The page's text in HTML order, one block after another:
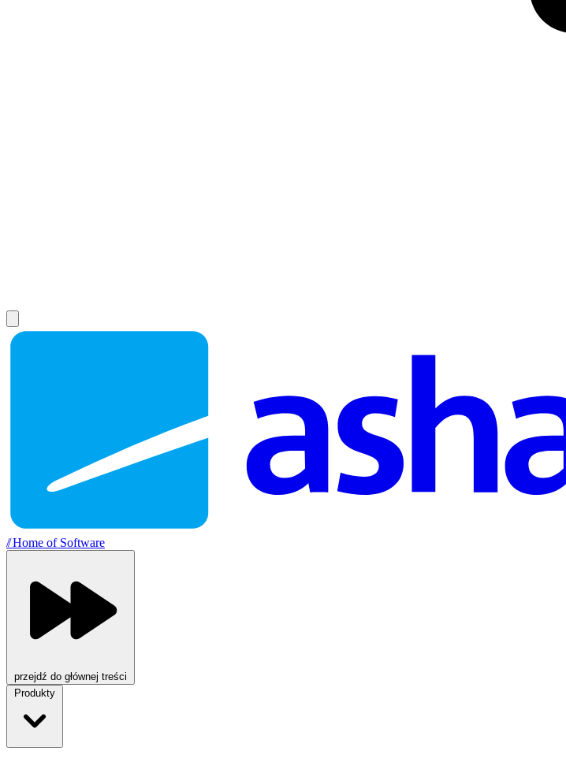
//Home of Software
przejdź do głównej treści
Produkty